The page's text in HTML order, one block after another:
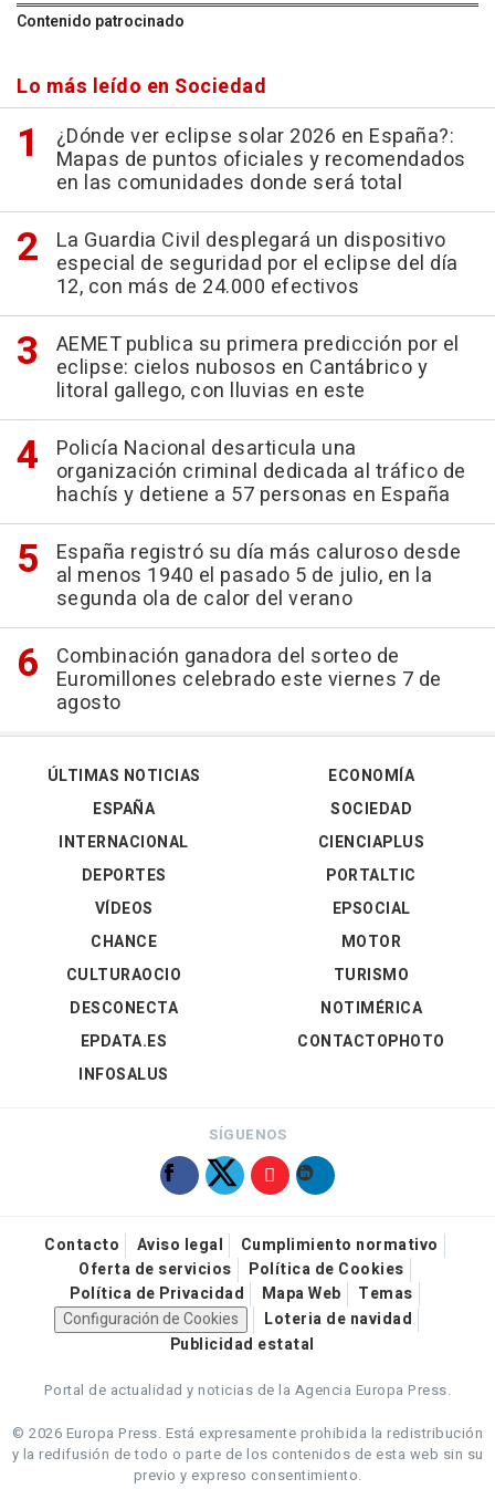
Contenido patrocinado
Lo más leído en Sociedad
¿Dónde ver eclipse solar 2026 en España?:
Mapas de puntos oficiales y recomendados
en las comunidades donde será total
La Guardia Civil desplegará un dispositivo
especial de seguridad por el eclipse del día
12, con más de 24.000 efectivos
AEMET publica su primera predicción por el
eclipse: cielos nubosos en Cantábrico y
litoral gallego, con lluvias en este
Policía Nacional desarticula una
organización criminal dedicada al tráfico de
hachís y detiene a 57 personas en España
España registró su día más caluroso desde
al menos 1940 el pasado 5 de julio, en la
segunda ola de calor del verano
Combinación ganadora del sorteo de
Euromillones celebrado este viernes 7 de
agosto
ÚLTIMAS NOTICIAS
ESPAÑA
INTERNACIONAL
DEPORTES
VÍDEOS
ECONOMÍA
SOCIEDAD
CIENCIAPLUS
PORTALTIC
EPSOCIAL
CHANCE
CULTURAOCIO
DESCONECTA
EPDATA.ES
INFOSALUS
MOTOR
TURISMO
NOTIMÉRICA
CONTACTOPHOTO
SÍGUENOS
Contacto Aviso legal
Cumplimiento normativo
Oferta de servicios
Política de Cookies
Política de Privacidad
Mapa Web
Temas
Configuración de Cookies
Loteria de navidad
Publicidad estatal
Portal de actualidad y noticias de la Agencia Europa Press.
© 2026 Europa Press. Está expresamente prohibida la redistribución
y la redifusión de todo o parte de los contenidos de esta web sin su
previo y expreso consentimiento.